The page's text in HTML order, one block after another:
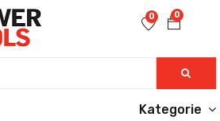
0
0
Kategorie